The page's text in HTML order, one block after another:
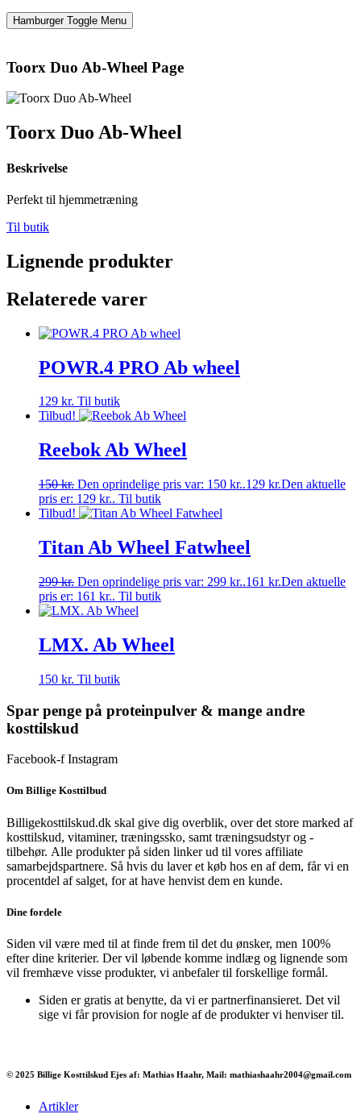
Hamburger Toggle Menu
Toorx Duo Ab-Wheel Page
Toorx Duo Ab-Wheel
Beskrivelse
Perfekt til hjemmetræning
Til butik
Lignende produkter
Relaterede varer
POWR.4 PRO Ab wheel
129 kr. Til butik
Tilbud!
Reebok Ab Wheel
150kr. Den oprindelige pris var: 150 kr..129 kr.Den aktuelle
pris er: 129 kr.. Til butik
Tilbud!
Titan Ab Wheel Fatwheel
299kr. Den oprindelige pris var: 299 kr..161 kr.Den aktuelle
pris er: 161 kr.. Til butik
LMX. Ab Wheel
150 kr. Til butik
Spar penge på proteinpulver & mange andre
kosttilskud
Facebook-f Instagram
Om Billige Kosttilbud
Billigekosttilskud.dk skal give dig overblik, over det store marked af
kosttilskud, vitaminer, træningssko, samt træningsudstyr og -
tilbehør. Alle produkter på siden linker ud til vores affiliate
samarbejdspartnere. Så hvis du laver et køb hos en af dem, får vi en
procentdel af salget, for at have henvist dem en kunde.
Dine fordele
Siden vil være med til at finde frem til det du ønsker, men 100%
efter dine kriterier. Der vil løbende komme indlæg og lignende som
vil fremhæve visse produkter, vi anbefaler til forskellige formål.
Siden er gratis at benytte, da vi er partnerfinansieret. Det vil
sige vi får provision for nogle af de produkter vi henviser til.
© 2025 Billige Kosttilskud Ejes af: Mathias Haahr, Mail: mathiashaahr2004@gmail.com
Artikler